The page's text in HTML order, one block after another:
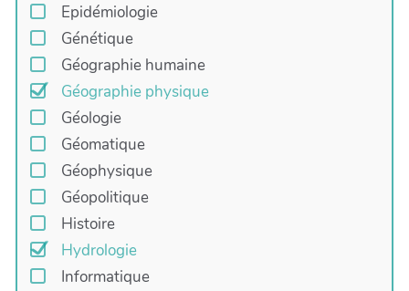
Epidémiologie
Génétique
Géographie humaine
Géographie physique
Géologie
Géomatique
Géophysique
Géopolitique
Histoire
Hydrologie
Informatique